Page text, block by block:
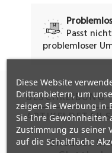
Diese Website
Drittanbietern, um
zeigen Sie Werbung in
Sie Ihre Gewohnheiten
Zustimmung zu seiner
auf die Schaltfläche
Passt
problemloser
BESCHREIBUNG
ARTIKELDETAILS
Sneaker in